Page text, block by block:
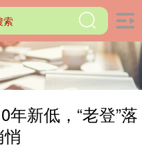
新低，“老登”落